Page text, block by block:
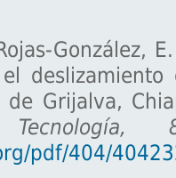
González,
de Grijalva,
pdf/404/